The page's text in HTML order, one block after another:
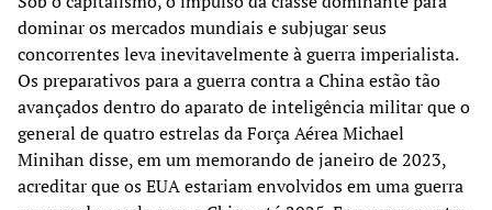
dominar os mercados mundiais e subjugar seus
concorrentes leva inevitavelmente à guerra imperialista.
Os preparativos para a guerra contra a China estão tão
avançados dentro do aparato de inteligência militar que o
general de quatro estrelas da Força Aérea Michael
Minihan disse, em um memorando de janeiro de 2023,
acreditar que os EUA estariam envolvidos em uma guerra